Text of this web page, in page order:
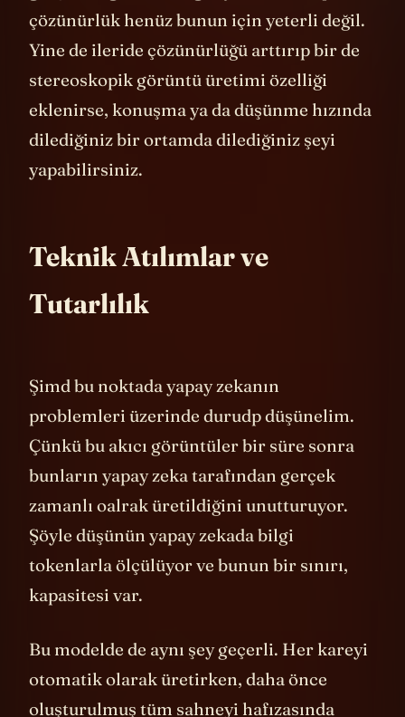
gerçeklik gözlükleri geliyor ama 720p
çözünürlük henüz bunun için yeterli değil.
Yine de ileride çözünürlüğü arttırıp bir de
stereoskopik görüntü üretimi özelliği
eklenirse, konuşma ya da düşünme hızında
dilediğiniz bir ortamda dilediğiniz şeyi
Teknik Atılımlar ve
Şimd bu noktada yapay zekanın
problemleri üzerinde durudp düşünelim.
Çünkü bu akıcı görüntüler bir süre sonra
bunların yapay zeka tarafından gerçek
zamanlı oalrak üretildiğini unutturuyor.
Şöyle düşünün yapay zekada bilgi
tokenlarla ölçülüyor ve bunun bir sınırı,
Bu modelde de aynı şey geçerli. Her kareyi
otomatik olarak üretirken, daha önce